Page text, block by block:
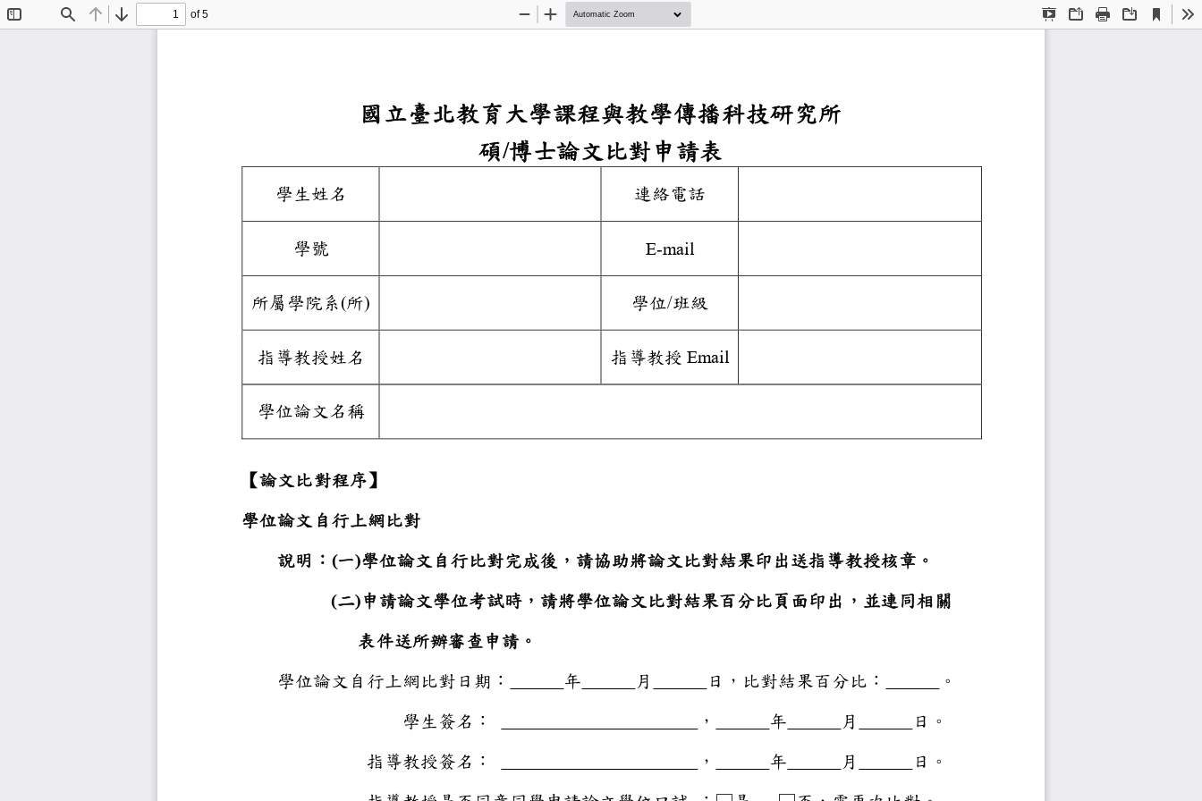
Find Previous
Next
of 5
Presentation
OpenPrint Download
Current
View
Zoom
Zoom
國立臺北教育大學課程與教學傳播科技
碩/博士論文比對申請表
學生姓名 連絡電話
學號 E-mail
所屬學院系
(所) 學位
/班級
指導教授姓名 指導教授
Email
學位論文名稱
【論文比對程序】
學位論文自行上網比對
說明：
(一)學位論文自行比對完成後，請協助將論文比對結果印
(二)申請論文學位考試時，請將學位論文比對結果百分比
表件送所辦審查申請。
學位論文自行上網比對日期：
年 月 日，比對結果百分比：
。
學生簽名：
， 年 月
日。
指導教授簽名：
， 年 月
日。